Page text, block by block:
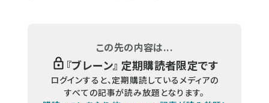
この先の内容は...
『ブレーン』 定期購読者限定です
ログインすると、定期購読しているメディアの
すべての記事が読み放題となります。